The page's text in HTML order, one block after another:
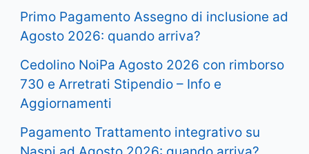
Primo Pagamento Assegno di inclusione ad
Agosto 2026: quando arriva?
Cedolino NoiPa Agosto 2026 con rimborso
730 e Arretrati Stipendio – Info e
Aggiornamenti
Pagamento Trattamento integrativo su